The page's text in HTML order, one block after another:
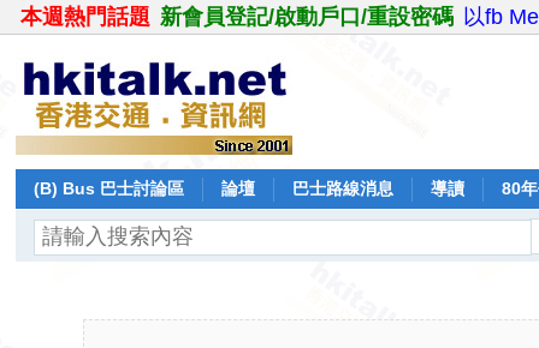
本週熱門話題 新會員登記/啟動戶口/重設密碼 以fb
(B) Bus 巴士討論區 論壇 巴士路線消息 導讀 80